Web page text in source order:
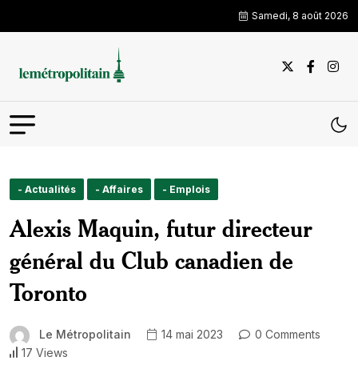
Samedi, 8 août 2026
- Actualités - Affaires - Emplois
Alexis Maquin, futur directeur
général du Club canadien de
Toronto
Le Métropolitain 14 mai 2023
0 Comments
17 Views